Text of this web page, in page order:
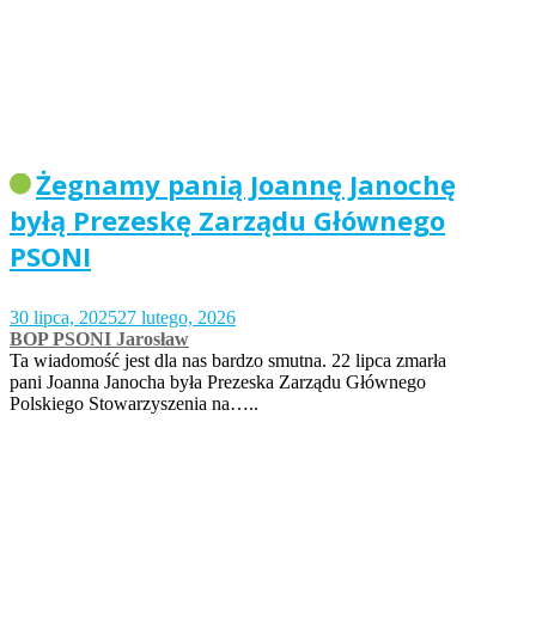
Żegnamy panią Joannę Janochę
byłą Prezeskę Zarządu Głównego
PSONI
30 lipca, 202527 lutego, 2026
BOP PSONI Jarosław
Ta wiadomość jest dla nas bardzo smutna. 22 lipca zmarła
pani Joanna Janocha była Prezeska Zarządu Głównego
Polskiego Stowarzyszenia na…..